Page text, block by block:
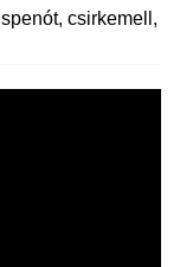
csirkemell,